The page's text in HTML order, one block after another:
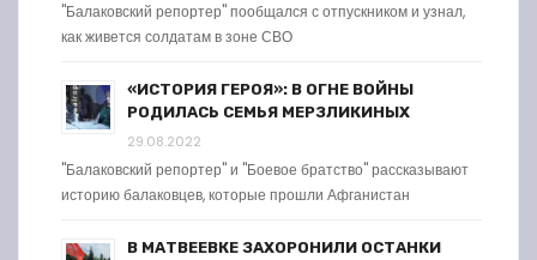
"Балаковский репортер" пообщался с отпускником и узнал,
как живется солдатам в зоне СВО
«ИСТОРИЯ ГЕРОЯ»: В ОГНЕ ВОЙНЫ
РОДИЛАСЬ СЕМЬЯ МЕРЗЛИКИНЫХ
29.08.2022
"Балаковский репортер" и "Боевое братство" рассказывают
историю балаковцев, которые прошли Афганистан
В МАТВЕЕВКЕ ЗАХОРОНИЛИ ОСТАНКИ